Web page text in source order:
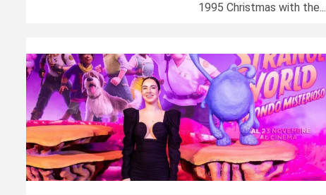
1995 Christmas with the...